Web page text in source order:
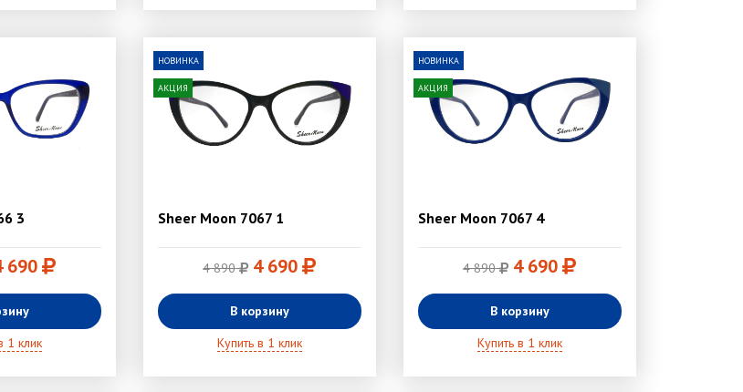
3
690
1 клик
НОВИНКА
АКЦИЯ
Sheer Moon 7067 1
4 890 4 690
В корзину
Купить в 1 клик
НОВИНКА
АКЦИЯ
Sheer Moon 7067 4
4 890 4 690
В корзину
Купить в 1 клик